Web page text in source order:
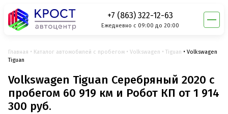
+7 (863) 322-12-63
Ежедневно с 09:00 до 20:00
Главная Каталог автомобилей с пробегом Volkswagen Tiguan
Volkswagen
Tiguan
Volkswagen Tiguan Серебряный 2020 с
пробегом 60 919 км и Робот КП от 1 914
300 руб.